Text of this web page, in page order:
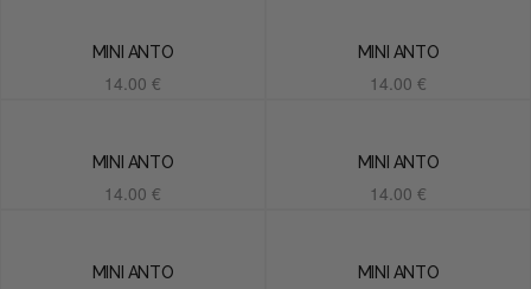
MINI ANTO
14.00 €
MINI ANTO
14.00 €
MINI ANTO
14.00 €
MINI ANTO
14.00 €
MINI ANTO MINI ANTO